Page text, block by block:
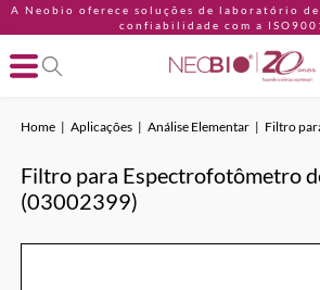
A Neobio oferece soluções de laboratório
confiabilidade com a
Home Aplicações Análise Elementar Filtro
Filtro para Espectrofotômetro
(03002399)